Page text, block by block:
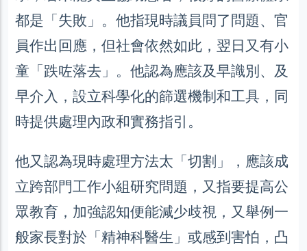
都是「失敗」。他指現時議員問了問題、官
員作出回應，但社會依然如此，翌日又有小
童「跌咗落去」。他認為應該及早識別、及
早介入，設立科學化的篩選機制和工具，同
時提供處理內政和實務指引。
他又認為現時處理方法太「切割」，應該成
立跨部門工作小組研究問題，又指要提高公
眾教育，加強認知便能減少歧視，又舉例一
般家長對於「精神科醫生」或感到害怕，凸